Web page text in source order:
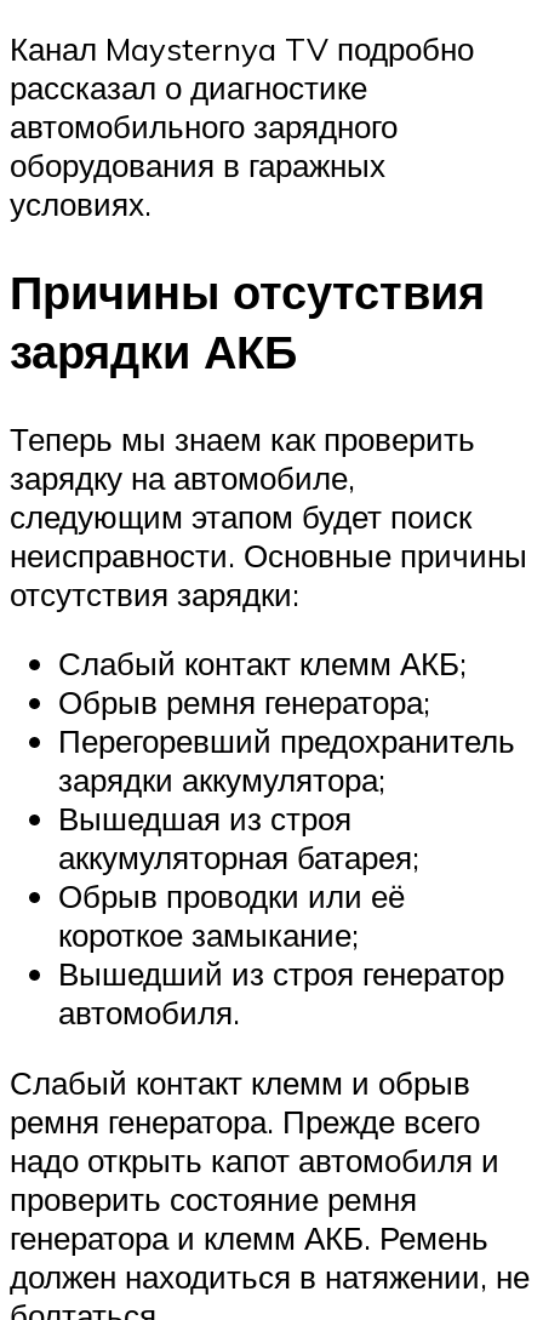
Канал Maysternya TV подробно
рассказал о диагностике
автомобильного зарядного
оборудования в гаражных
условиях.
Причины отсутствия
зарядки АКБ
Теперь мы знаем как проверить
зарядку на автомобиле,
следующим этапом будет поиск
неисправности. Основные причины
отсутствия зарядки:
Слабый контакт клемм АКБ;
Обрыв ремня генератора;
Перегоревший предохранитель
зарядки аккумулятора;
Вышедшая из строя
аккумуляторная батарея;
Обрыв проводки или её
короткое замыкание;
Вышедший из строя генератор
автомобиля.
Слабый контакт клемм и обрыв
ремня генератора. Прежде всего
надо открыть капот автомобиля и
проверить состояние ремня
генератора и клемм АКБ. Ремень
должен находиться в натяжении, не